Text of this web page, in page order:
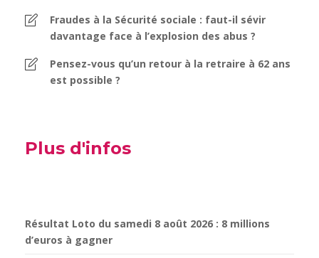
Fraudes à la Sécurité sociale : faut-il sévir
davantage face à l’explosion des abus ?
Pensez-vous qu’un retour à la retraire à 62 ans
est possible ?
Plus d'infos
Résultat Loto du samedi 8 août 2026 : 8 millions
d’euros à gagner